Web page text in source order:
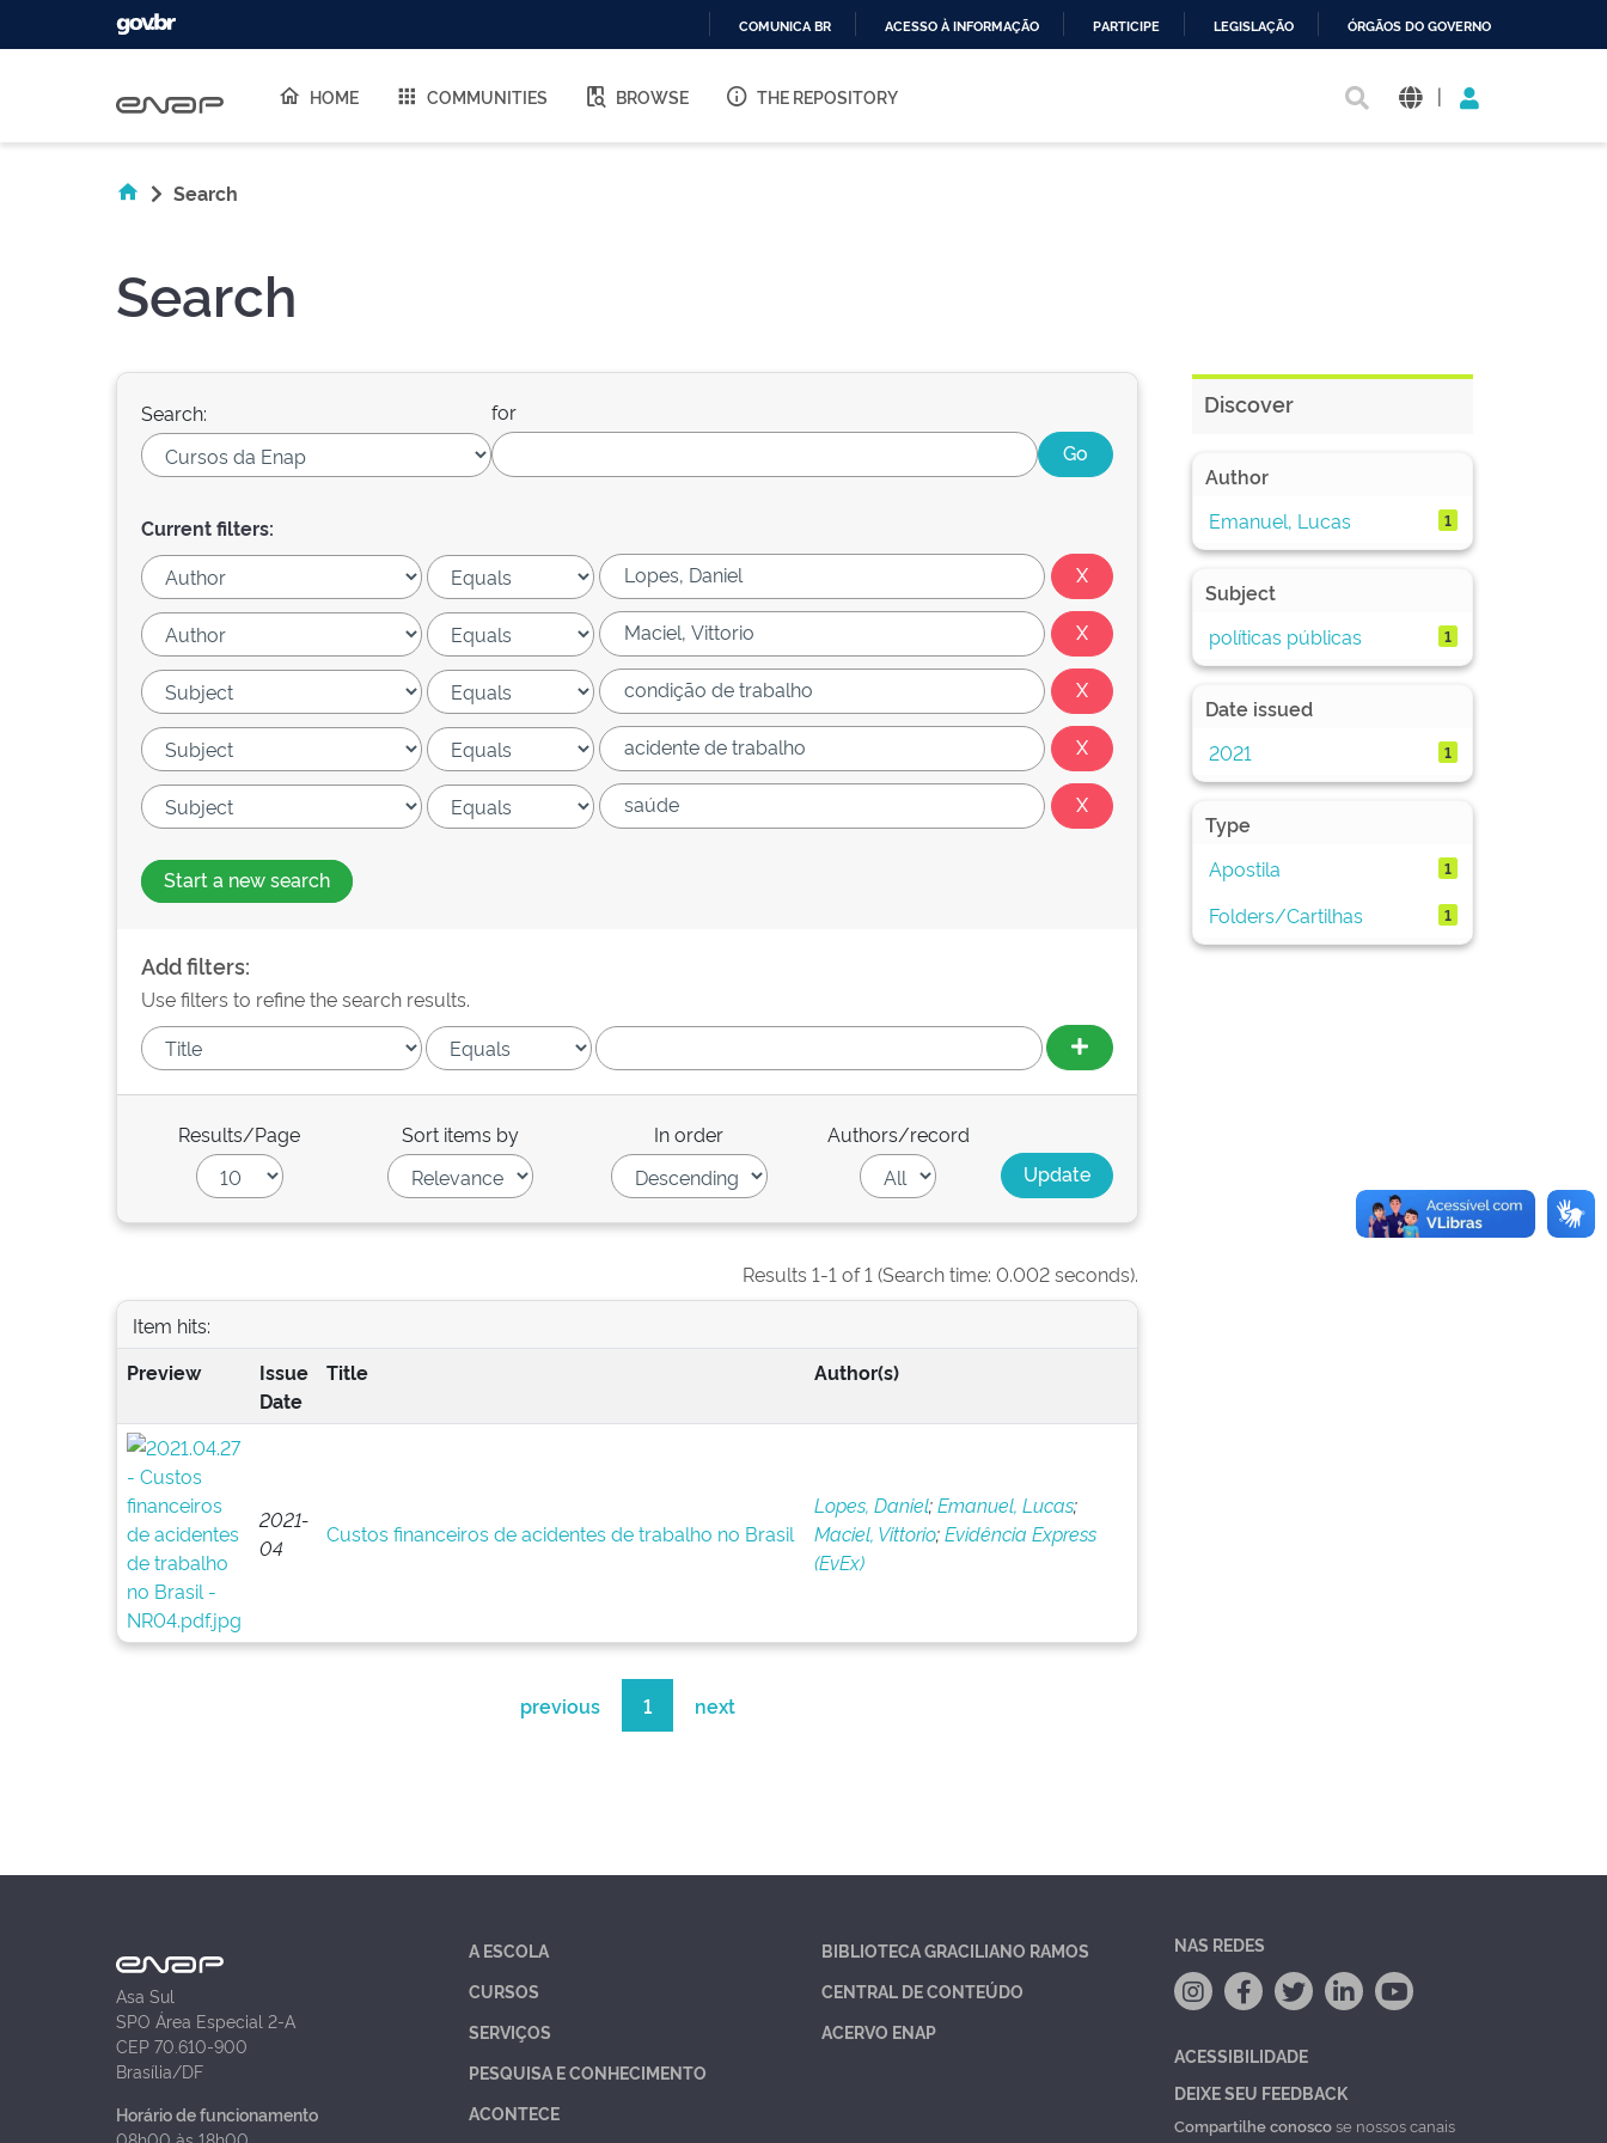
O
COMUNICA BR ACESSO À INFORMAÇÃO PARTICIPE LEGISLAÇÃO ÓRGÃOS DO GOVERNO
HOME COMMUNITIES BROWSE THE REPOSITORY |
Search
Search
Search: for
Current filters:
Start a new search
Add filters:
Use filters to refine the search results.
Results/Page Sort items by In order Authors/record
Results 1-1 of 1 (Search time: 0.002 seconds).
Item hits:
Preview
Issue
Date
Title Author(s)
2021-
04
Custos financeiros de acidentes de trabalho no Brasil
Lopes, Daniel;Emanuel, Lucas;
Maciel, Vittorio;Evidência Express
(EvEx)
previous 1 next
Discover
Author
Emanuel, Lucas
1
Subject
políticas públicas
1
Date issued
2021
1
Type
Apostila
1
Folders/Cartilhas 1
Asa Sul
SPO Área Especial 2-A
CEP 70.610-900
Brasília/DF
Horário de funcionamento
A ESCOLA
CURSOS
SERVIÇOS
PESQUISA E CONHECIMENTO
ACONTECE
BIBLIOTECA GRACILIANO RAMOS
CENTRAL DE CONTEÚDO
ACERVO ENAP
NAS REDES
ACESSIBILIDADE
DEIXE SEU FEEDBACK
Compartilhe conoscose nossos canais